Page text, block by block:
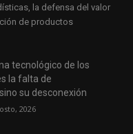
la defensa del valor
de productos
tecnológico de los
la falta de
su desconexión
2026